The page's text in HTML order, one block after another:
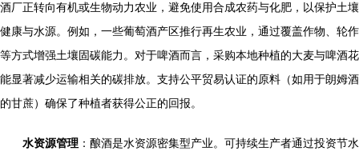
酒厂正转向有机或生物动力农业，避免使用合成农药与化肥，以保护土壤
健康与水源。例如，一些葡萄酒产区推行再生农业，通过覆盖作物、轮作
等方式增强土壤固碳能力。对于啤酒而言，采购本地种植的大麦与啤酒花
能显著减少运输相关的碳排放。支持公平贸易认证的原料（如用于朗姆酒
的甘蔗）确保了种植者获得公正的回报。
水资源管理 ：酿酒是水资源密集型产业。可持续生产者通过投资节水